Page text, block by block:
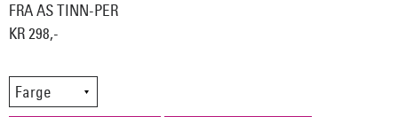
FRA AS TINN-PER
KR 298,-